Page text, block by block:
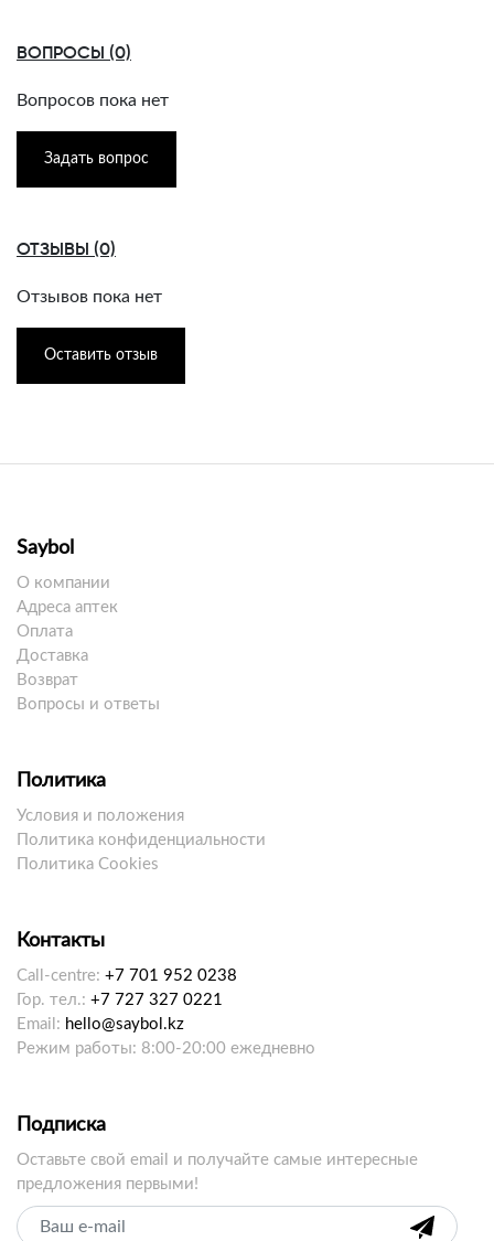
ВОПРОСЫ (0)
Вопросов пока нет
Задать вопрос
ОТЗЫВЫ (0)
Отзывов пока нет
Оставить отзыв
Saybol
О компании
Адреса аптек
Оплата
Доставка
Возврат
Вопросы и ответы
Политика
Условия и положения
Политика конфиденциальности
Политика Cookies
Контакты
Call-centre: +7 701 952 0238
Гор. тел.: +7 727 327 0221
Email: hello@saybol.kz
Режим работы: 8:00-20:00 ежедневно
Подписка
Оставьте свой email и получайте самые интересные
предложения первыми!